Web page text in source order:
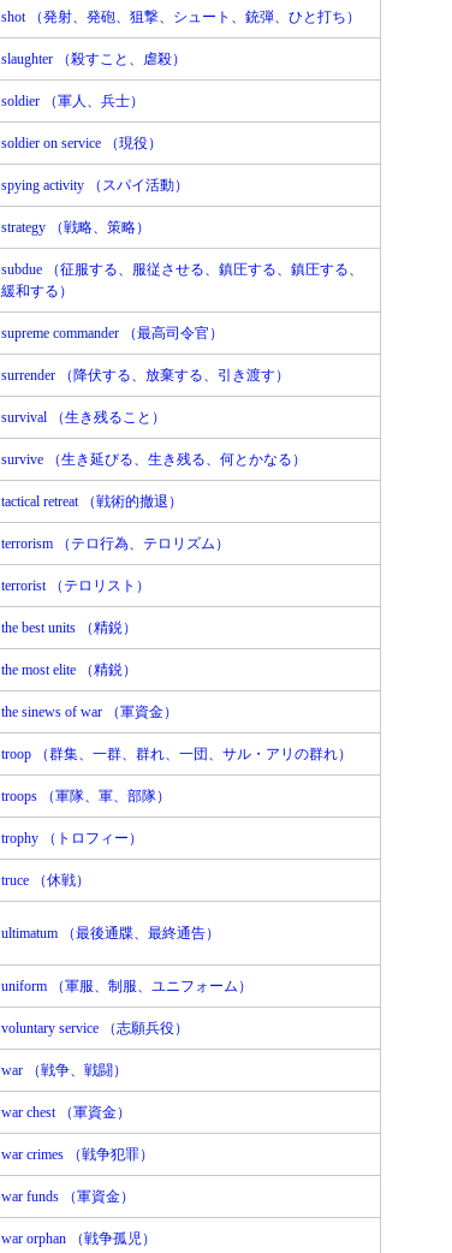
shot （発射、発砲、狙撃、シュート、銃弾、ひと打ち）
slaughter （殺すこと、虐殺）
soldier （軍人、兵士）
soldier on service （現役）
spying activity （スパイ活動）
strategy （戦略、策略）
subdue （征服する、服従させる、鎮圧する、鎮圧する、
緩和する）
supreme commander （最高司令官）
surrender （降伏する、放棄する、引き渡す）
survival （生き残ること）
survive （生き延びる、生き残る、何とかなる）
tactical retreat （戦術的撤退）
terrorism （テロ行為、テロリズム）
terrorist （テロリスト）
the best units （精鋭）
the most elite （精鋭）
the sinews of war （軍資金）
troop （群集、一群、群れ、一団、サル・アリの群れ）
troops （軍隊、軍、部隊）
trophy （トロフィー）
truce （休戦）
ultimatum （最後通牒、最終通告）
uniform （軍服、制服、ユニフォーム）
voluntary service （志願兵役）
war （戦争、戦闘）
war chest （軍資金）
war crimes （戦争犯罪）
war funds （軍資金）
war orphan （戦争孤児）